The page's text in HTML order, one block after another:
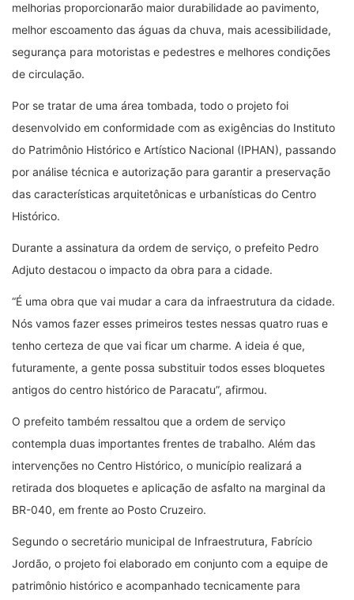
melhorias proporcionarão maior durabilidade ao pavimento,
melhor escoamento das águas da chuva, mais acessibilidade,
segurança para motoristas e pedestres e melhores condições
de circulação.
Por se tratar de uma área tombada, todo o projeto foi
desenvolvido em conformidade com as exigências do Instituto
do Patrimônio Histórico e Artístico Nacional (IPHAN), passando
por análise técnica e autorização para garantir a preservação
das características arquitetônicas e urbanísticas do Centro
Histórico.
Durante a assinatura da ordem de serviço, o prefeito Pedro
Adjuto destacou o impacto da obra para a cidade.
“É uma obra que vai mudar a cara da infraestrutura da cidade.
Nós vamos fazer esses primeiros testes nessas quatro ruas e
tenho certeza de que vai ficar um charme. A ideia é que,
futuramente, a gente possa substituir todos esses bloquetes
antigos do centro histórico de Paracatu”, afirmou.
O prefeito também ressaltou que a ordem de serviço
contempla duas importantes frentes de trabalho. Além das
intervenções no Centro Histórico, o município realizará a
retirada dos bloquetes e aplicação de asfalto na marginal da
BR-040, em frente ao Posto Cruzeiro.
Segundo o secretário municipal de Infraestrutura, Fabrício
Jordão, o projeto foi elaborado em conjunto com a equipe de
patrimônio histórico e acompanhado tecnicamente para